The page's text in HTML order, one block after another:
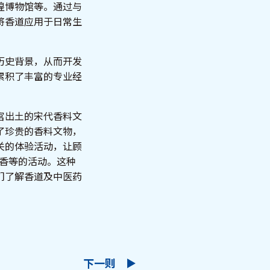
博物馆等。通过与
香道应用于日常生
史背景，从而开发
积了丰富的专业经
出土的宋代香料文
贵的香料文物，
的体验活动，让顾
等的活动。这种
了解香道及中医药
下一则